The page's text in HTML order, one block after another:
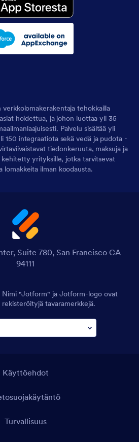
tehokkailla
hoidettua, ja johon luottaa yli 35
Palvelu sisältää yli
150 integraatiota sekä vedä ja pudota -
tiedonkeruuta, maksuja ja
yrityksille, jotka tarvitsevat
lomakkeita ilman koodausta.
Suite 780, San Francisco CA
94111
"Jotform" ja Jotform-logo ovat
tavaramerkkejä.
Käyttöehdot
Turvallisuus